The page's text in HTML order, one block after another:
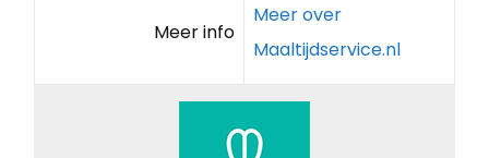
Meer info
Meer over
Maaltijdservice.nl